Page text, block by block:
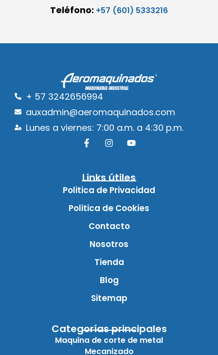
Teléfono: +57 (601) 5333216
+ 57 3242656994
auxadmin@aeromaquinados.com
Lunes a viernes: 7:00 a.m. a 4:30 p.m.
Links útiles
Politica de Privacidad
Politica de Cookies
Contacto
Nosotros
Tienda
Blog
Sitemap
Categorías principales
Maquina de corte de metal
Mecanizado